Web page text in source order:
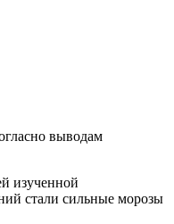
выводам
изученной
стали сильные морозы